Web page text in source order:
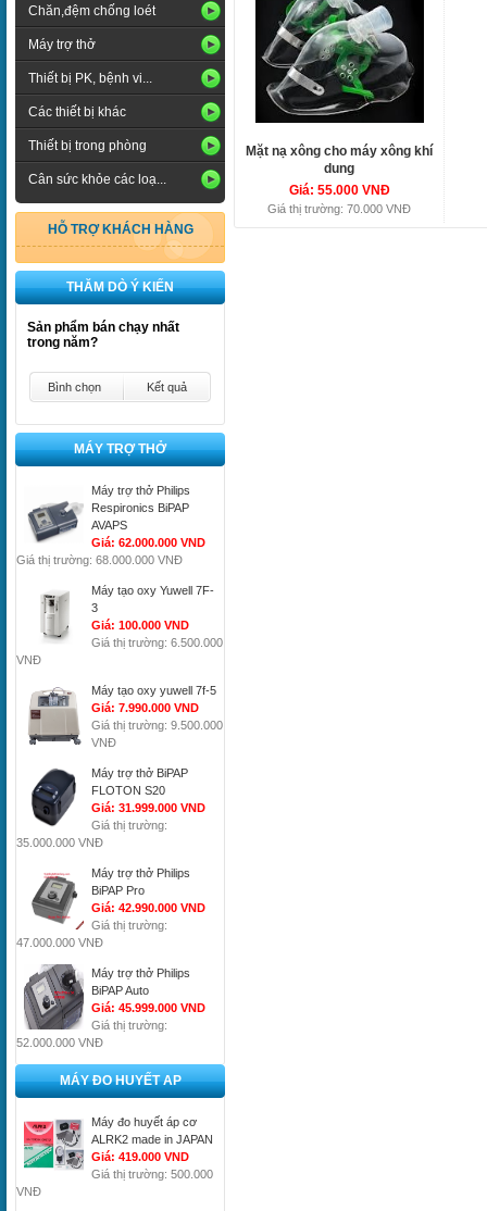
Chăn,đệm chống loét
Máy trợ thở
Thiết bị PK, bệnh vi...
Các thiết bị khác
Thiết bị trong phòng
Cân sức khỏe các loạ...
HỖ TRỢ KHÁCH HÀNG
THĂM DÒ Ý KIẾN
Sản phẩm bán chạy nhất
trong năm?
Bình chọn Kết quả
MÁY TRỢ THỞ
Máy trợ thở Philips
Respironics BiPAP
AVAPS
Giá: 62.000.000 VND
Giá thị trường: 68.000.000 VNĐ
Máy tạo oxy Yuwell 7F-
3
Giá: 100.000 VND
Giá thị trường: 6.500.000
VNĐ
Máy tạo oxy yuwell 7f-5
Giá: 7.990.000 VND
Giá thị trường: 9.500.000
VNĐ
Máy trợ thở BiPAP
FLOTON S20
Giá: 31.999.000 VND
Giá thị trường:
35.000.000 VNĐ
Máy trợ thở Philips
BiPAP Pro
Giá: 42.990.000 VND
Giá thị trường:
47.000.000 VNĐ
Máy trợ thở Philips
BiPAP Auto
Giá: 45.999.000 VND
Giá thị trường:
52.000.000 VNĐ
MÁY ĐO HUYẾT AP
Máy đo huyết áp cơ
ALRK2 made in JAPAN
Giá: 419.000 VND
Giá thị trường: 500.000
VNĐ
Mặt nạ xông cho máy xông khí
dung
Giá: 55.000 VNĐ
Giá thị trường: 70.000 VNĐ